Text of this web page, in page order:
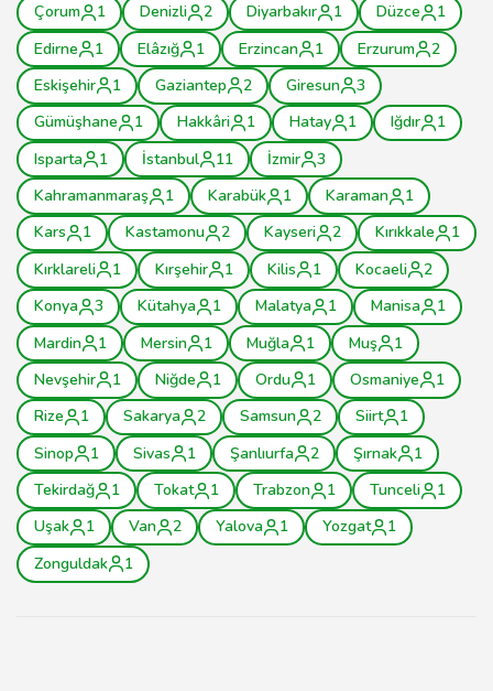
Çorum
1 Denizli 2 Diyarbakır 1 Düzce
1
Edirne
1 Elâzığ 1 Erzincan 1 Erzurum
2
Eskişehir
1 Gaziantep 2 Giresun
3
Gümüşhane
1 Hakkâri 1 Hatay 1 Iğdır
1
Isparta
1 İstanbul 11 İzmir
3
Kahramanmaraş
1 Karabük 1 Karaman
1
Kars
1 Kastamonu 2 Kayseri 2 Kırıkkale
1
Kırklareli
1 Kırşehir 1 Kilis 1 Kocaeli
2
Konya
3 Kütahya 1 Malatya 1 Manisa
1
Mardin
1 Mersin 1 Muğla 1 Muş
1
Nevşehir
1 Niğde 1 Ordu 1 Osmaniye
1
Rize
1 Sakarya 2 Samsun 2 Siirt
1
Sinop
1 Sivas 1 Şanlıurfa 2 Şırnak
1
Tekirdağ
1 Tokat 1 Trabzon 1 Tunceli
1
Uşak
1 Van 2 Yalova 1 Yozgat
1
Zonguldak
1